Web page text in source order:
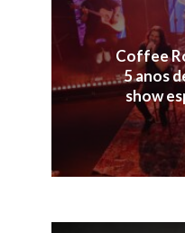
Coffee
5 anos
show